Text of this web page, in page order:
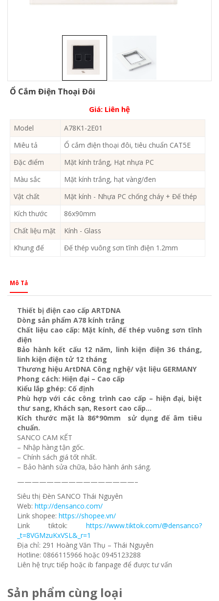
Ổ Cắm Điện Thoại Đôi
Giá: Liên hệ
Model
A78K1-2E01
Miêu tả
Ổ cắm điện thoại đôi, tiêu chuẩn CAT5E
Đặc điểm
Mặt kính trắng, Hạt nhựa PC
Màu sắc
Mặt kính trắng, hạt vàng/đen
Vật chất
Mặt kính - Nhựa PC chống cháy + Đế thép
Kích thước
86x90mm
Chất liệu mặt
Kính - Glass
Khung đế
Đế thép vuông sơn tĩnh điện 1.2mm
Mô Tả
Thiết bị điện cao cấp ARTDNA
Dòng sản phẩm A78 kính trắng
Chất liệu cao cấp: Mặt kính, đế thép vuông sơn tĩnh
điện
Bảo hành kết cấu 12 năm, linh kiện điện 36 tháng,
linh kiện điện tử 12 tháng
Thương hiệu ArtDNA Công nghệ/ vật liệu GERMANY
Phong cách: Hiện đại – Cao cấp
Kiểu lắp ghép: Cố định
Phù hợp với các công trình cao cấp – hiện đại, biệt
thư sang, Khách sạn, Resort cao cấp…
Kích thước mặt là 86*90mm sử dụng đế âm tiêu
chuẩn.
SANCO CAM KẾT
– Nhập hàng tận gốc.
– Chính sách giá tốt nhất.
– Bảo hành sửa chữa, bảo hành ánh sáng.
————————————————–
Siêu thị Đèn SANCO Thái Nguyên
Web: http://densanco.com/
Link shopee: https://shopee.vn/
Link tiktok: https://www.tiktok.com/@densanco?
_t=8VGMzuKxVSL&_r=1
Địa chỉ: 291 Hoàng Văn Thụ – Thái Nguyên
Hotline: 0866115966 hoặc 0945123288
Liên hệ trực tiếp hoặc ib fanpage để được tư vấn
Sản phẩm cùng loại